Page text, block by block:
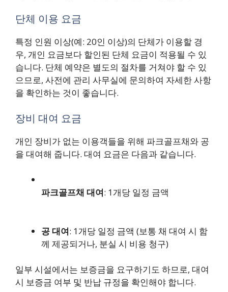
단체 이용 요금
특정 인원 이상(예: 20인 이상)의 단체가 이용할 경
우, 개인 요금보다 할인된 단체 요금이 적용될 수 있
습니다. 단체 예약은 별도의 절차를 거쳐야 할 수 있
으므로, 사전에 관리 사무실에 문의하여 자세한 사항
을 확인하는 것이 좋습니다.
장비 대여 요금
개인 장비가 없는 이용객들을 위해 파크골프채와 공
을 대여해 줍니다. 대여 요금은 다음과 같습니다.
파크골프채 대여: 1개당 일정 금액
공 대여: 1개당 일정 금액 (보통 채 대여 시 함
께 제공되거나, 분실 시 비용 청구)
일부 시설에서는 보증금을 요구하기도 하므로, 대여
시 보증금 여부 및 반납 규정을 확인해야 합니다.